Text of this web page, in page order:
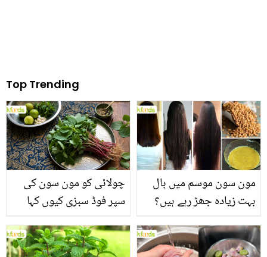
Top Trending
چولائی کو مون سون کی
سپر فوڈ سبزی کیوں کہا
منرلز اور اینٹی آکسیڈنٹس
مون سون موسم میں بال
بہت زیادہ جھڑ رہے ہیں؟
بنانے کے چند قدرتی طریقے